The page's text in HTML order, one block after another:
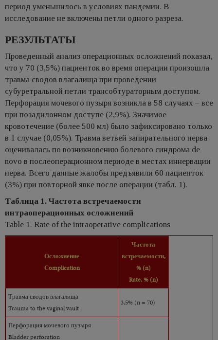
период уменьшилось в условиях пандемии. В
исследование не включены петли одного разреза.
РЕЗУЛЬТАТЫ
Проведенный анализ операционных осложнений показал,
что у 70 (3,5%) пациенток во время операции произошла
травма сводов влагалища при проведении
субуретральной петли трансобтураторным доступом.
Перфорация мочевого пузыря возникла в 58 случаях – все
при позадилонном доступе (2,9%). Значимое
кровотечение (более 500 мл) было зафиксировано только
в 1 случае (0,05%). Травма ветвей запирательного нерва
оценивалась по возникновению болевого синдрома de
novo в послеоперационном периоде в местах иннервации
нерва. Всего данные жалобы предъявили 60 пациенток
(3%) при повторной явке после операции (табл. 1).
Таблица 1. Частота встречаемости
интраоперационных осложнений
Table 1. Rate of the intraoperative complications
Осложнение
Сomplication
Частота
встречаемости,
% (n)
Rate, % (n)
Травма сводов влагалища
Trauma to the vaginal vault
3,5% (n = 70)
Перфорация мочевого пузыря
Bladder perforation